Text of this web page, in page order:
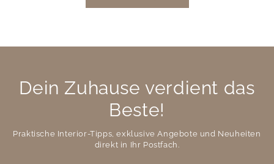
Dein Zuhause verdient das
Beste!
Praktische Interior-Tipps, exklusive Angebote und Neuheiten
direkt in Ihr Postfach.